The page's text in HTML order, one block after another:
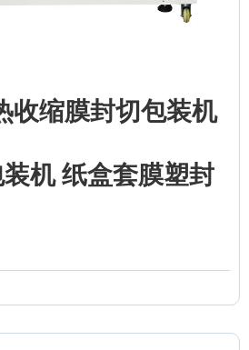
收缩膜封切包装机
机 纸盒套膜塑封